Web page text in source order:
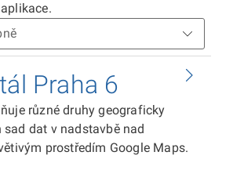
Praha 6
různé druhy geograficky
dat v nadstavbě nad
prostředím Google Maps.